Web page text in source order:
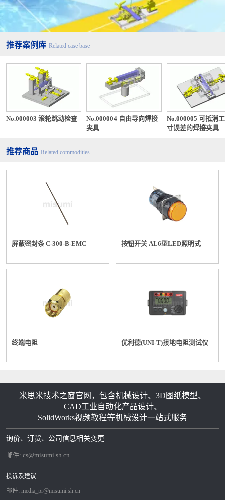
推荐案例库 Related case base
No.000003 滚轮跳动检查
No.000004 自由导向焊接
夹具
No.000005 可抵消
寸误差的焊接夹具
推荐商品 Related commodities
屏蔽密封条 C-300-B-EMC 按钮开关 AL6型LED照明式
终端电阻 优利德(UNI-T)接地电阻测试仪
米思米技术之窗官网，包含机械设计、3D图纸模型、
CAD工业自动化产品设计、
SolidWorks视频教程等机械设计一站式服务
询价、订货、公司信息相关变更
邮件: cs@misumi.sh.cn
投诉及建议
邮件: media_pr@misumi.sh.cn